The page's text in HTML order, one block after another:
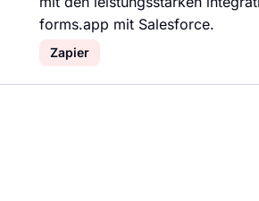
forms.app mit Salesforce.
Zapier